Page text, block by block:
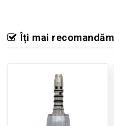
Îți mai recomandăm